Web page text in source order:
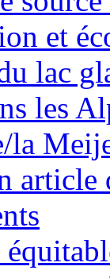
et
lac
les
la
article